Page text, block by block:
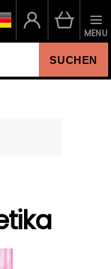
SUCHEN
MENU